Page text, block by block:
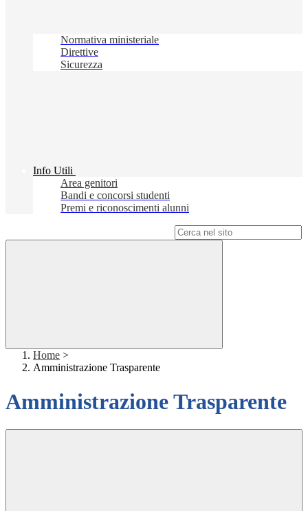
Normativa ministeriale
Direttive
Sicurezza
Info Utili
Area genitori
Bandi e concorsi studenti
Premi e riconoscimenti alunni
Home >
Amministrazione Trasparente
Amministrazione Trasparente